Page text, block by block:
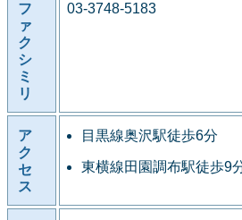
フ
ァ
ク
シ
ミ
リ
03-3748-5183
ア
ク
セ
ス
目黒線奥沢駅徒歩6分
東横線田園調布駅徒歩9